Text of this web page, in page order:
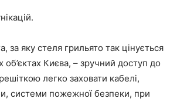
за яку стеля грильято так цінується
об’єктах Києва, – зручний доступ до
легко заховати кабелі,
системи пожежної безпеки, при